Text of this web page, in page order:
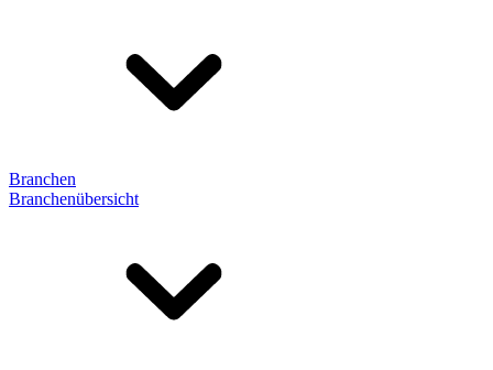
Branchen
Branchenübersicht